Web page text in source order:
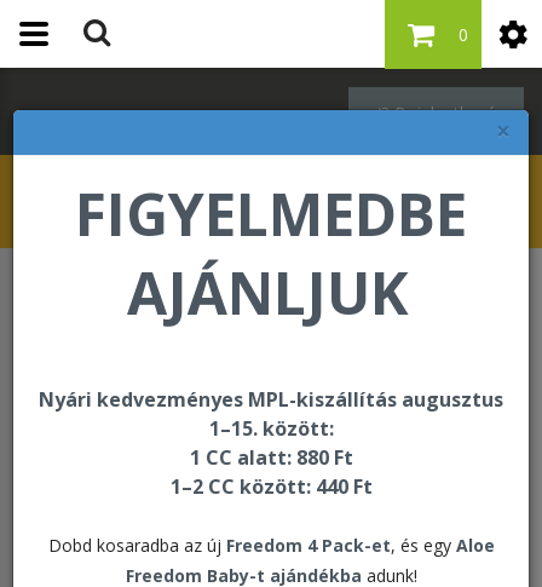
×
FIGYELMEDBE
AJÁNLJUK
Nyári kedvezményes MPL-kiszállítás augusztus
1–15. között:
1 CC alatt: 880 Ft
1–2 CC között: 440 Ft
Dobd kosaradba az új Freedom 4 Pack-et, és egy Aloe
Freedom Baby-t ajándékba adunk!
Bejelentkezés
0
Lendületes életmód Aloe Cooling Lotion